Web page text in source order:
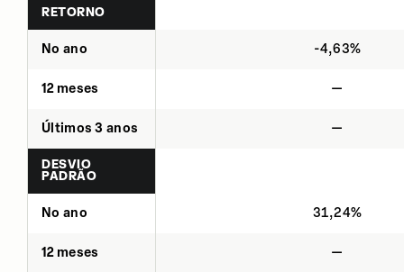
RETORNO
No ano -4,63%
12 meses —
Últimos 3 anos —
DESVIO
PADRÃO
No ano 31,24%
12 meses —